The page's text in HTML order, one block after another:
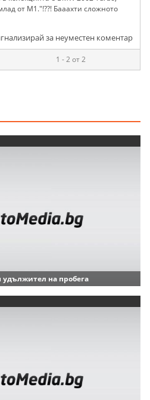
от M1."!??! Бааахти сложното
за неуместен коментар
1 - 2 от 2
удължител на пробега